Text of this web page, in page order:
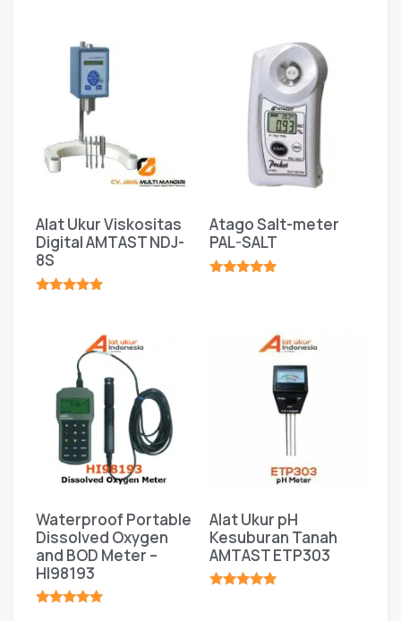
Alat Ukur Viskositas
Digital AMTAST NDJ-
8S
Atago Salt-meter
PAL-SALT
Waterproof Portable
Dissolved Oxygen
and BOD Meter –
HI98193
Alat Ukur pH
Kesuburan Tanah
AMTAST ETP303